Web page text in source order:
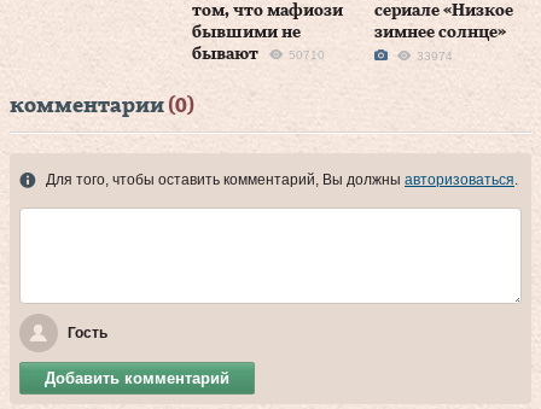
том, что мафиози
бывшими не
бывают
50710
сериале «Низкое
зимнее солнце»
33974
комментарии (0)
Для того, чтобы оставить комментарий, Вы должны авторизоваться
Гость
Добавить комментарий